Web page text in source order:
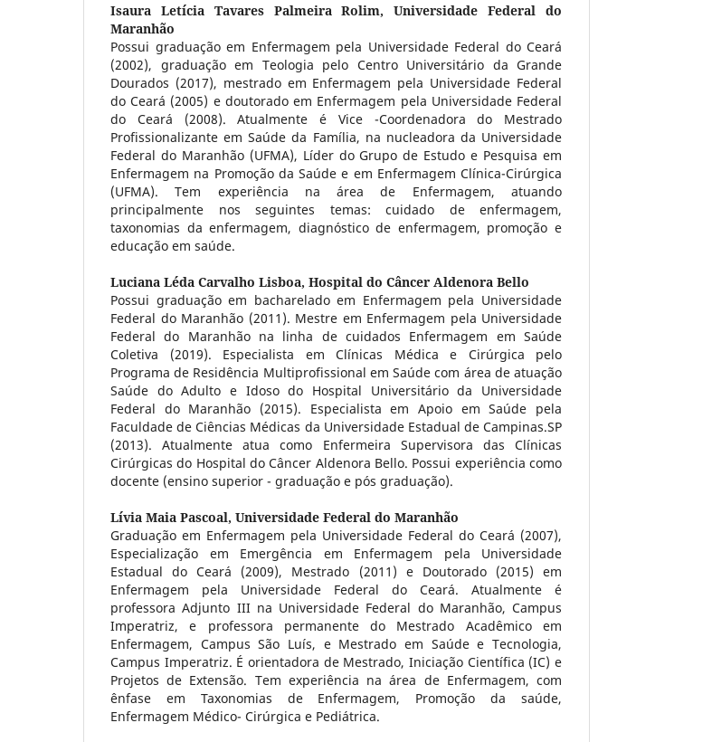
Isaura Letícia Tavares Palmeira Rolim,Universidade Federal do
Maranhão
Possui graduação em Enfermagem pela Universidade Federal do Ceará
(2002), graduação em Teologia pelo Centro Universitário da Grande
Dourados (2017), mestrado em Enfermagem pela Universidade Federal
do Ceará (2005) e doutorado em Enfermagem pela Universidade Federal
do Ceará (2008). Atualmente é Vice -Coordenadora do Mestrado
Profissionalizante em Saúde da Família, na nucleadora da Universidade
Federal do Maranhão (UFMA), Líder do Grupo de Estudo e Pesquisa em
Enfermagem na Promoção da Saúde e em Enfermagem Clínica-Cirúrgica
(UFMA). Tem experiência na área de Enfermagem, atuando
principalmente nos seguintes temas: cuidado de enfermagem,
taxonomias da enfermagem, diagnóstico de enfermagem, promoção e
educação em saúde.
Luciana Léda Carvalho Lisboa, Hospital do Câncer Aldenora Bello
Possui graduação em bacharelado em Enfermagem pela Universidade
Federal do Maranhão (2011). Mestre em Enfermagem pela Universidade
Federal do Maranhão na linha de cuidados Enfermagem em Saúde
Coletiva (2019). Especialista em Clínicas Médica e Cirúrgica pelo
Programa de Residência Multiprofissional em Saúde com área de atuação
Saúde do Adulto e Idoso do Hospital Universitário da Universidade
Federal do Maranhão (2015). Especialista em Apoio em Saúde pela
Faculdade de Ciências Médicas da Universidade Estadual de Campinas.SP
(2013). Atualmente atua como Enfermeira Supervisora das Clínicas
Cirúrgicas do Hospital do Câncer Aldenora Bello. Possui experiência como
docente (ensino superior - graduação e pós graduação).
Lívia Maia Pascoal, Universidade Federal do Maranhão
Graduação em Enfermagem pela Universidade Federal do Ceará (2007),
Especialização em Emergência em Enfermagem pela Universidade
Estadual do Ceará (2009), Mestrado (2011) e Doutorado (2015) em
Enfermagem pela Universidade Federal do Ceará. Atualmente é
professora Adjunto III na Universidade Federal do Maranhão, Campus
Imperatriz, e professora permanente do Mestrado Acadêmico em
Enfermagem, Campus São Luís, e Mestrado em Saúde e Tecnologia,
Campus Imperatriz. É orientadora de Mestrado, Iniciação Científica (IC) e
Projetos de Extensão. Tem experiência na área de Enfermagem, com
ênfase em Taxonomias de Enfermagem, Promoção da saúde,
Enfermagem Médico- Cirúrgica e Pediátrica.